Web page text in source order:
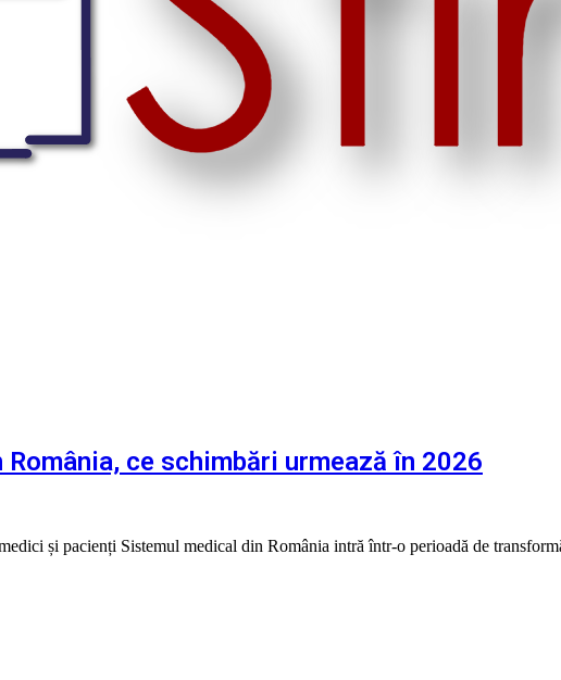
ce schimbări urmează în 2026
și pacienți Sistemul medical din România intră într-o perioadă de